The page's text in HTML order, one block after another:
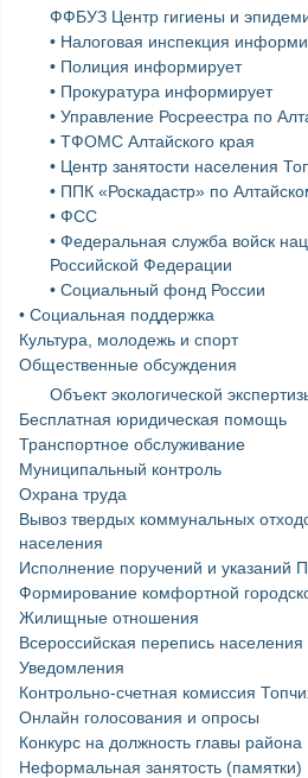
ФФБУЗ Центр гигиены и
• Налоговая инспекция
• Полиция информирует
• Прокуратура информирует
• Управление Росреестра по
• ТФОМС Алтайского края
• Центр занятости населения
• ППК «Роскадастр» по
• ФСС
• Федеральная служба войск
Российской Федерации
• Социальный фонд России
• Социальная поддержка
Культура, молодежь и спорт
Общественные обсуждения
Объект экологической
Бесплатная юридическая помощь
Транспортное обслуживание
Муниципальный контроль
Охрана труда
Вывоз твердых коммунальных
населения
Исполнение поручений и указаний
Формирование комфортной
Жилищные отношения
Всероссийская перепись населения
Уведомления
Контрольно-счетная комиссия
Онлайн голосования и опросы
Конкурс на должность главы района
Неформальная занятость (памятки)